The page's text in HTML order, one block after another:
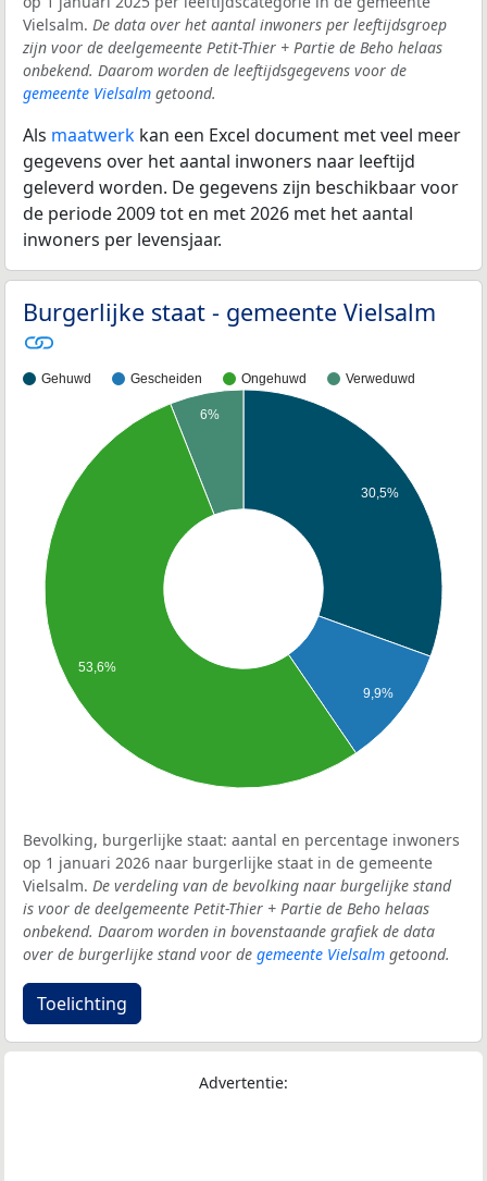
Vielsalm. De data over het aantal inwoners per leeftijdsgroep
zijn voor de deelgemeente Petit-Thier + Partie de Beho helaas
onbekend. Daarom worden de leeftijdsgegevens voor de
gemeente Vielsalm getoond.
Als maatwerk kan een Excel document met veel meer
gegevens over het aantal inwoners naar leeftijd
geleverd worden. De gegevens zijn beschikbaar voor
de periode 2009 tot en met 2026 met het aantal
inwoners per levensjaar.
Burgerlijke staat - gemeente Vielsalm
Gehuwd Gescheiden Ongehuwd Verweduwd
30,5%
9,9%
6%
53,6%
Bevolking, burgerlijke staat: aantal en percentage inwoners
op 1 januari 2026 naar burgerlijke staat in de gemeente
Vielsalm. De verdeling van de bevolking naar burgelijke stand
is voor de deelgemeente Petit-Thier + Partie de Beho helaas
onbekend. Daarom worden in bovenstaande grafiek de data
over de burgerlijke stand voor de gemeente Vielsalm getoond.
Toelichting
Advertentie: